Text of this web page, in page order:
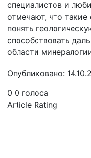
специалистов и
отмечают, что
понять
способствовать
области
Опубликовано:
0 0 голоса
Article Rating